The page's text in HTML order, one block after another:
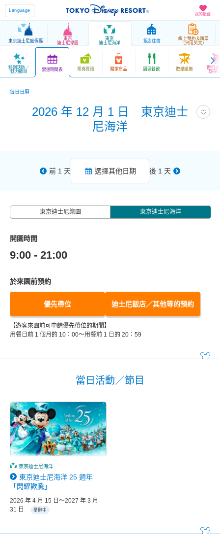
我的最愛
Language
東京迪士尼度假區
東京
迪士尼樂園
東京
迪士尼海洋
飯店住宿
線上預約＆購票
（只用英文）
特別活動／
魅力節目 營運時間表 票券資訊 獨家商品 園區餐飲 遊樂設施 遊行表
娛樂
每日日曆
2026 年 12 月 1 日 東京迪士
尼海洋
前 1 天 選擇其他日期 後 1 天
東京迪士尼樂園 東京迪士尼海洋
開園時間
9:00 - 21:00
於來園前預約
優先帶位 迪士尼飯店／其他等的預約
【遊客來園前可申請優先帶位的期間】
用餐日前 1 個月的 10：00～用餐前 1 日的 20：59
當日活動／節目
東京迪士尼海洋
東京迪士尼海洋 25 週年
「閃耀歡騰」
2026 年 4 月 15 日～2027 年 3 月
31 日
舉辦中